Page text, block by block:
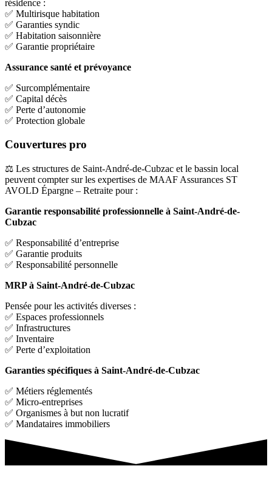
résidence :
✅ Multirisque habitation
✅ Garanties syndic
✅ Habitation saisonnière
✅ Garantie propriétaire
Assurance santé et prévoyance
✅ Surcomplémentaire
✅ Capital décès
✅ Perte d’autonomie
✅ Protection globale
Couvertures pro
⚖️ Les structures de Saint-André-de-Cubzac et le bassin local
peuvent compter sur les expertises de MAAF Assurances ST
AVOLD Épargne – Retraite pour :
Garantie responsabilité professionnelle à Saint-André-de-
Cubzac
✅ Responsabilité d’entreprise
✅ Garantie produits
✅ Responsabilité personnelle
MRP à Saint-André-de-Cubzac
Pensée pour les activités diverses :
✅ Espaces professionnels
✅ Infrastructures
✅ Inventaire
✅ Perte d’exploitation
Garanties spécifiques à Saint-André-de-Cubzac
✅ Métiers réglementés
✅ Micro-entreprises
✅ Organismes à but non lucratif
✅ Mandataires immobiliers